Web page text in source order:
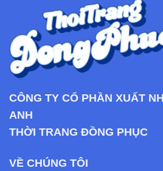
CÔNG TY CỔ PHẦN XUẤT
ANH
THỜI TRANG ĐỒNG PHỤC
VỀ CHÚNG TÔI